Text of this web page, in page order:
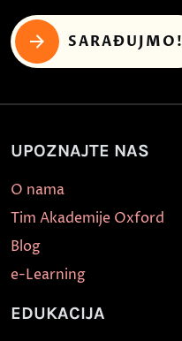
SARAĐUJMO!
UPOZNAJTE NAS
O nama
Tim Akademije Oxford
Blog
e-Learning
EDUKACIJA